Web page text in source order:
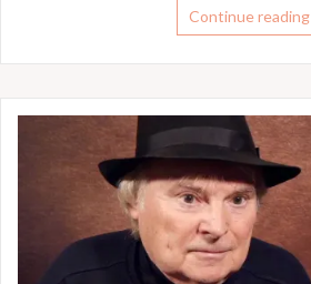
Continue reading